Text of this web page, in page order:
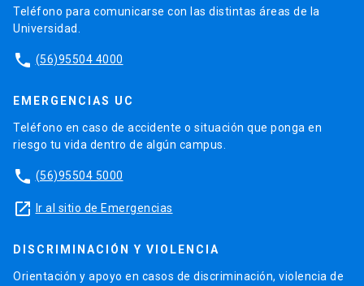
Teléfono para comunicarse con las distintas áreas de la
Universidad.
phone (56)95504 4000
EMERGENCIAS UC
Teléfono en caso de accidente o situación que ponga en
riesgo tu vida dentro de algún campus.
phone (56)95504 5000
launch Ir al sitio de Emergencias
DISCRIMINACIÓN Y VIOLENCIA
Orientación y apoyo en casos de discriminación, violencia de